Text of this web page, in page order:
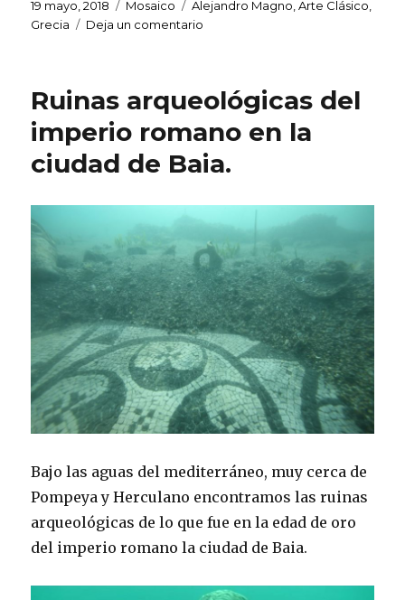
it
te
c
e
o
o
k
at
s
p
p
k
e
n
te m
ti
r
Publicado
el
19 mayo, 2018 Categorías
Mosaico Etiquetas
Alejandro Magno ,Arte Clásico
Grecia
Deja un comentario
Ruinas arqueológicas del
imperio romano en la
ciudad de Baia.
Bajo las aguas del mediterráneo, muy cerca de
Pompeya y Herculano encontramos las ruinas
arqueológicas de lo que fue en la edad de oro
del imperio romano la ciudad de Baia.